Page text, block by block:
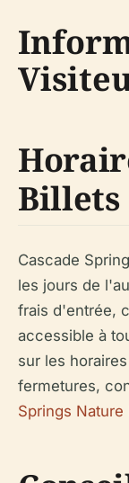
Billets
Cascade
les jours de
frais d'entrée,
accessible à
sur les
fermetures,
Springs Nature